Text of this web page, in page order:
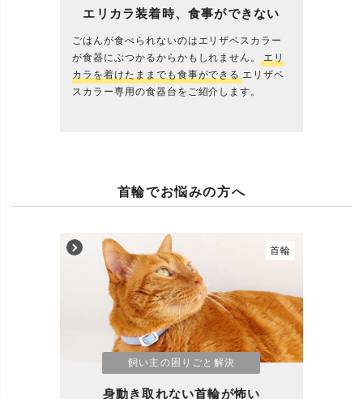
エリカラ装着時、食事ができない
ごはんが食べられないのはエリザベスカラー
が食器にぶつかるからかもしれません。
エリ
カラを着けたままでも食事ができる エリザベ
スカラー専用の食器台をご紹介します。
首輪でお悩みの方へ
飼い主の困りごと解決
身動き取れない首輪が怖い
首輪